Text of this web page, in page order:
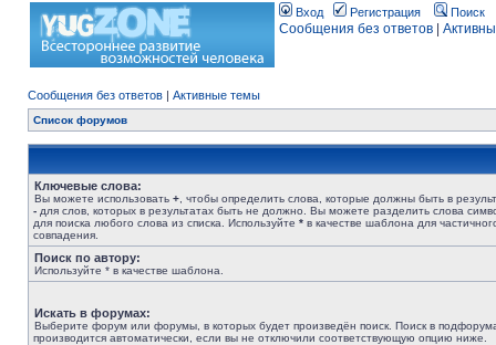
Вход Регистрация Поиск
Сообщения без ответов
Сообщения без ответов | Активные темы
Список форумов
Ключевые слова:
Вы можете использовать + , чтобы определить слова, которые должны быть в
- для слов, которых в результатах быть не должно. Вы можете разделить слова
для поиска любого слова из списка. Используйте * в качестве шаблона для
совпадения.
Поиск по автору:
Используйте * в качестве шаблона.
Искать в форумах:
Выберите форум или форумы, в которых будет произведён поиск. Поиск в
производится автоматически, если вы не отключили соответствующую опцию ниже.